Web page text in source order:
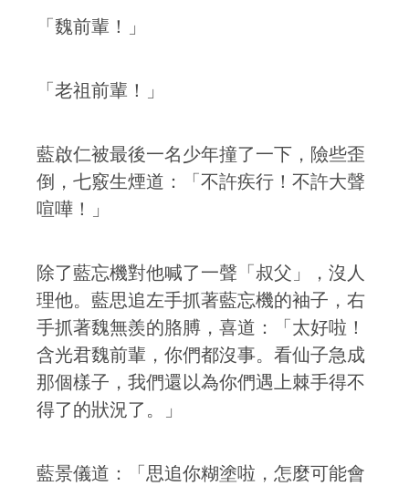
「魏前輩！」
「老祖前輩！」
藍啟仁被最後一名少年撞了一下，險些歪
倒，七竅生煙道：「不許疾行！不許大聲
喧嘩！」
除了藍忘機對他喊了一聲「叔父」，沒人
理他。藍思追左手抓著藍忘機的袖子，右
手抓著魏無羨的胳膊，喜道：「太好啦！
含光君魏前輩，你們都沒事。看仙子急成
那個樣子，我們還以為你們遇上棘手得不
得了的狀況了。」
藍景儀道：「思追你糊塗啦，怎麼可能會